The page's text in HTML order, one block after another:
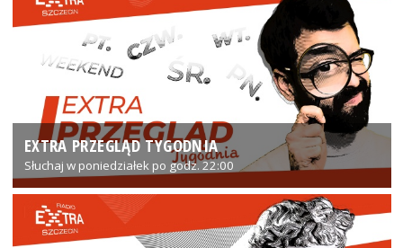
EXTRA PRZEGLĄD TYGODNIA
Słuchaj w poniedziałek po godz. 22:00